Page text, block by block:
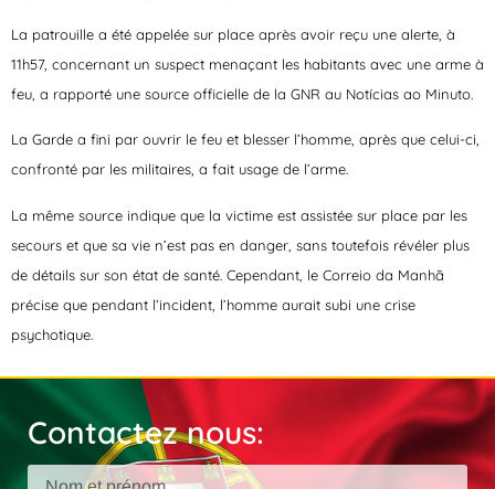
La patrouille a été appelée sur place après avoir reçu une alerte, à
11h57, concernant un suspect menaçant les habitants avec une arme à
feu, a rapporté une source officielle de la GNR au Notícias ao Minuto.
La Garde a fini par ouvrir le feu et blesser l’homme, après que celui-ci,
confronté par les militaires, a fait usage de l’arme.
La même source indique que la victime est assistée sur place par les
secours et que sa vie n’est pas en danger, sans toutefois révéler plus
de détails sur son état de santé. Cependant, le Correio da Manhã
précise que pendant l’incident, l’homme aurait subi une crise
psychotique.
Contactez nous: